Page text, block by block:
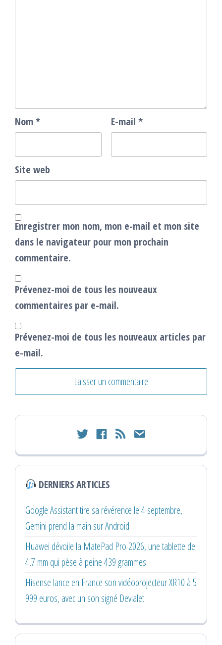
Nom* E-mail *
Site web
Enregistrer mon nom, mon e-mail et mon site
dans le navigateur pour mon prochain
commentaire.
Prévenez-moi de tous les nouveaux
commentaires par e-mail.
Prévenez-moi de tous les nouveaux articles par
e-mail.
twitter facebook
rss email
DERNIERS ARTICLES
Google Assistant tire sa révérence le 4 septembre,
Gemini prend la main sur Android
Huawei dévoile la MatePad Pro 2026, une tablette de
4,7 mm qui pèse à peine 439 grammes
Hisense lance en France son vidéoprojecteur XR10 à 5
999 euros, avec un son signé Devialet